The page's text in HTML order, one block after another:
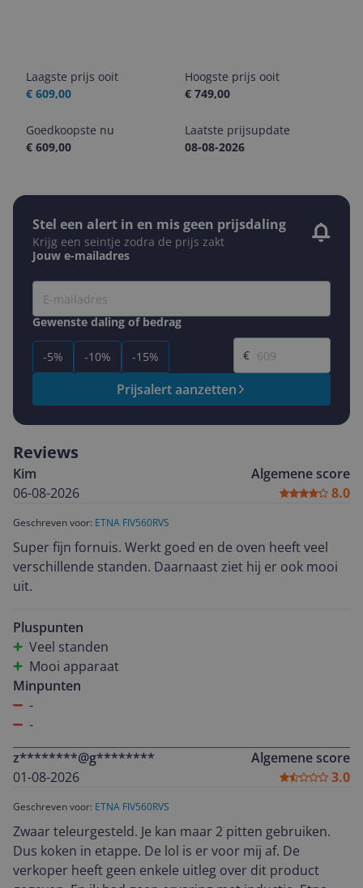
Laagste prijs ooit
€ 609,00
Hoogste prijs ooit
€ 749,00
Goedkoopste nu
€ 609,00
Laatste prijsupdate
08-08-2026
Stel een alert in en mis geen prijsdaling
Krijg een seintje zodra de prijs zakt
Jouw e-mailadres
Gewenste daling of bedrag
-5% -10% -15%
Gewenste prijs
€
Prijsalert aanzetten
Reviews
Kim
06-08-2026
Algemene score
8.0
Geschreven voor: ETNA FIV560RVS
Super fijn fornuis. Werkt goed en de oven heeft veel
verschillende standen. Daarnaast ziet hij er ook mooi
uit.
Pluspunten
Veel standen
Mooi apparaat
Minpunten
-
-
z********@g********
01-08-2026
Algemene score
3.0
Geschreven voor: ETNA FIV560RVS
Zwaar teleurgesteld. Je kan maar 2 pitten gebruiken.
Dus koken in etappe. De lol is er voor mij af. De
verkoper heeft geen enkele uitleg over dit product